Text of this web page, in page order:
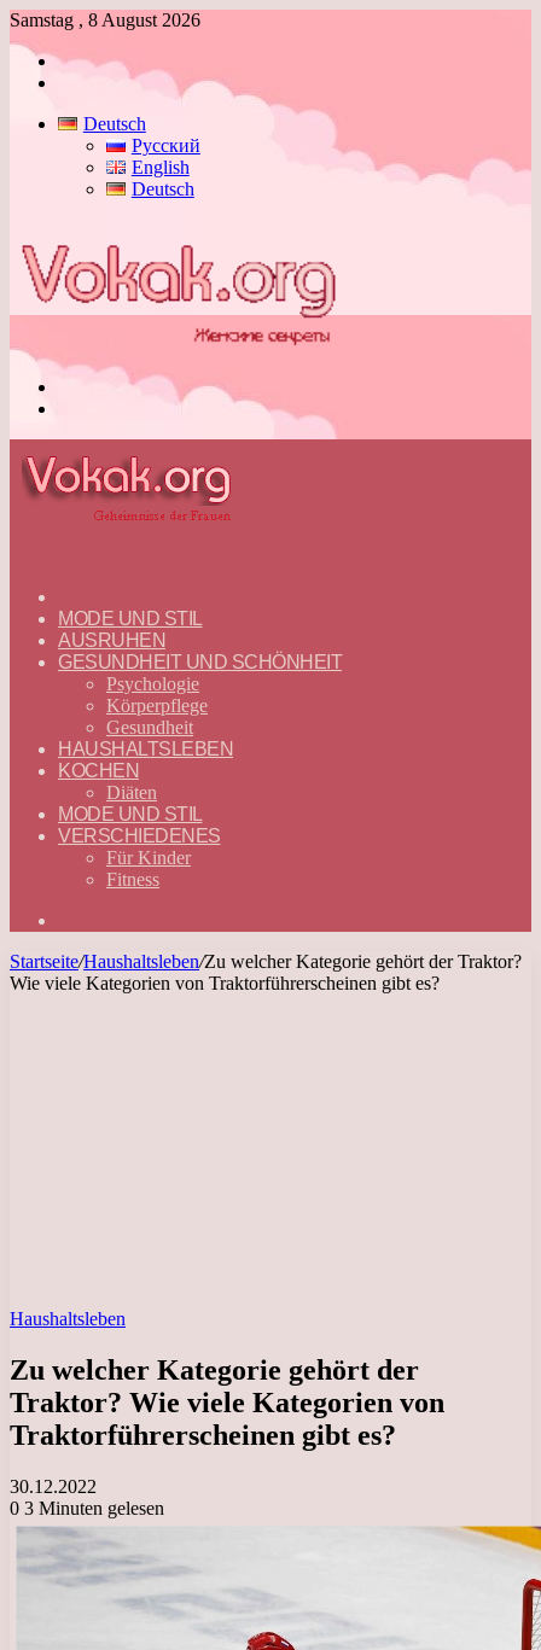
Samstag , 8 August 2026
Anmelden
Deutsch
Русский
English
Deutsch
—
DEUTSCH
MODE UND STIL
AUSRUHEN
GESUNDHEIT UND SCHÖNHEIT
Psychologie
Körperpflege
Gesundheit
HAUSHALTSLEBEN
KOCHEN
Diäten
MODE UND STIL
VERSCHIEDENES
Für Kinder
Fitness
Startseite/Haushaltsleben/Zu welcher Kategorie gehört der Traktor?
Wie viele Kategorien von Traktorführerscheinen gibt es?
Haushaltsleben
Zu welcher Kategorie gehört der
Traktor? Wie viele Kategorien von
Traktorführerscheinen gibt es?
30.12.2022
0 3 Minuten gelesen